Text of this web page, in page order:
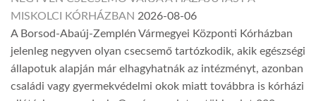
MISKOLCI KÓRHÁZBAN 2026-08-06
A Borsod-Abaúj-Zemplén Vármegyei Központi Kórházban
jelenleg negyven olyan csecsemő tartózkodik, akik egészségi
állapotuk alapján már elhagyhatnák az intézményt, azonban
családi vagy gyermekvédelmi okok miatt továbbra is kórházi